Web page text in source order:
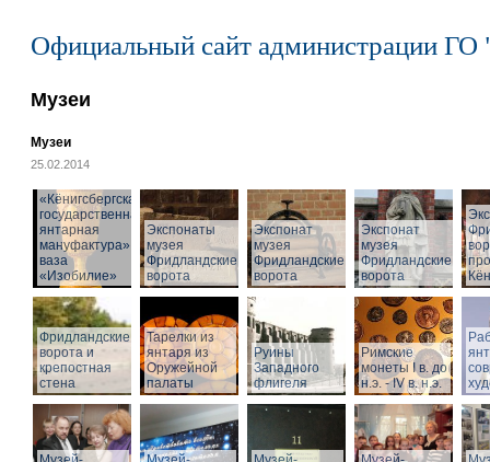
Официальный сайт администрации ГО
Музеи
Музеи
25.02.2014
«Кёнигсбергская
государственная
янтарная
мануфактура» -
ваза
«Изобилие»
Экспонаты
музея
Фридландские
ворота
Экспонат
музея
Фридландские
ворота
Экспонат
музея
Фридландские
ворота
Фридландские
ворота и
крепостная
стена
Тарелки из
янтаря из
Оружейной
палаты
Руины
Западного
флигеля
Римские
монеты I в. до
н.э. - IV в. н.э.